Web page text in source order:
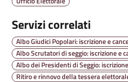
gli
argomenti...
Seguici
su
Servizi correlati
Albo Giudici Popolari: iscrizione e
Albo Scrutatori di seggio: iscrizione e
Albo dei Presidenti di Seggio:
Ritiro e rinnovo della tessera